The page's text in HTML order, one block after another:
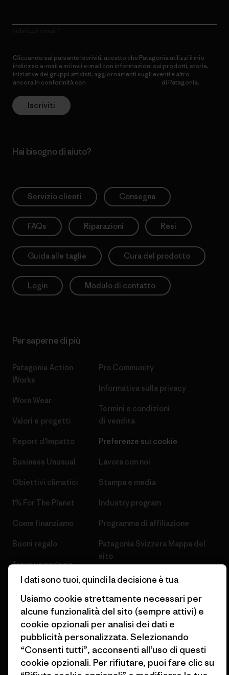
Cliccando sul pulsante Iscriviti, accetto che Patagonia utilizzi il mio
indirizzo e-mail e mi invii e-mail con informazioni sui prodotti, storie,
iniziative dei gruppi attivisti, aggiornamenti sugli eventi e altro
ancora in conformità con
di Patagonia.
Iscriviti
Hai bisogno di aiuto?
Servizio clienti Consegna
FAQs Riparazioni Resi
Guida alle taglie Cura del prodotto
Login Modulo di contatto
Per saperne di più
Patagonia Action
Works
Worn Wear
Valori e progetti
Report d’Impatto
Business Unusual
Obiettivi climatici
1% For The Planet
Come finanziamo
Buoni regalo
Trova un negozio
Pro Community
Informativa sulla privacy
Termini e condizioni
di vendita
Preferenze sui cookie
Lavora con noi
Stampa e media
Industry program
Programma di affiliazione
Patagonia Svizzera Mappa del
sito
© 2026 Patagonia, Inc. All Rights Reserved.
I dati sono tuoi, quindi la decisione è tua
Usiamo cookie strettamente necessari per
alcune funzionalità del sito (sempre attivi) e
cookie opzionali per analisi dei dati e
pubblicità personalizzata. Selezionando
“Consenti tutti”, acconsenti all’uso di questi
cookie opzionali. Per rifiutare, puoi fare clic su